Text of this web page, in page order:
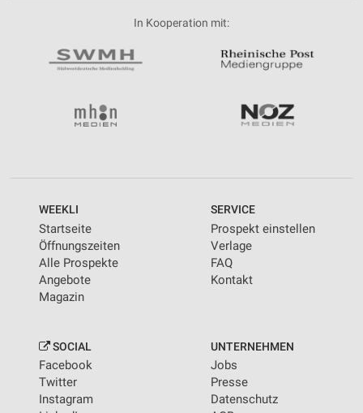
In Kooperation mit:
WEEKLI
Startseite
Öffnungszeiten
Alle Prospekte
Angebote
Magazin
SERVICE
Prospekt einstellen
Verlage
FAQ
Kontakt
SOCIAL
Facebook
Twitter
Instagram
UNTERNEHMEN
Jobs
Presse
Datenschutz